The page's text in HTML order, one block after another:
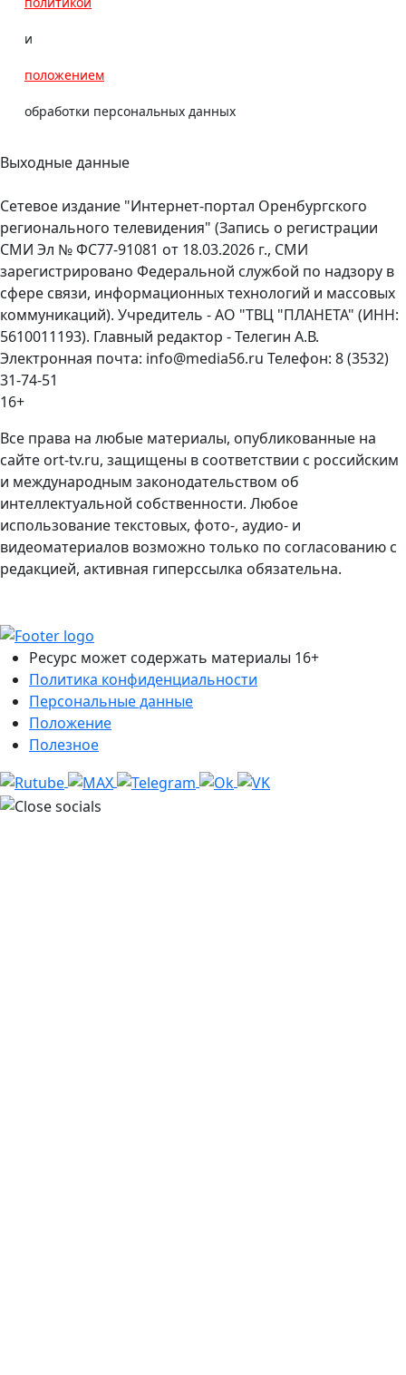
и
положением
обработки персональных данных
Выходные данные
Сетевое издание "Интернет-портал Оренбургского
регионального телевидения" (Запись о регистрации
СМИ Эл № ФС77-91081 от 18.03.2026 г., СМИ
зарегистрировано Федеральной службой по надзору в
сфере связи, информационных технологий и массовых
коммуникаций). Учредитель - АО "ТВЦ "ПЛАНЕТА" (ИНН:
5610011193). Главный редактор - Телегин А.В.
Электронная почта: info@media56.ru Телефон: 8 (3532)
31-74-51
16+
Все права на любые материалы, опубликованные на
сайте ort-tv.ru, защищены в соответствии с российским
и международным законодательством об
интеллектуальной собственности. Любое
использование текстовых, фото-, аудио- и
видеоматериалов возможно только по согласованию с
редакцией, активная гиперссылка обязательна.
Ресурс может содержать материалы 16+
Политика конфиденциальности
Персональные данные
Положение
Полезное